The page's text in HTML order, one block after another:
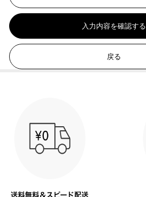
入力内容を確認する
戻る
送料無料＆スピード配送